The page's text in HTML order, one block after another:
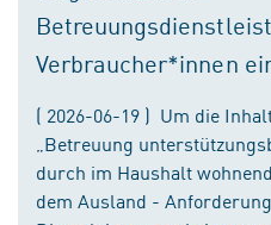
Verbraucher*innen
( 2026-06-19 ) Um die
„Betreuung
durch im Haushalt
dem Ausland -